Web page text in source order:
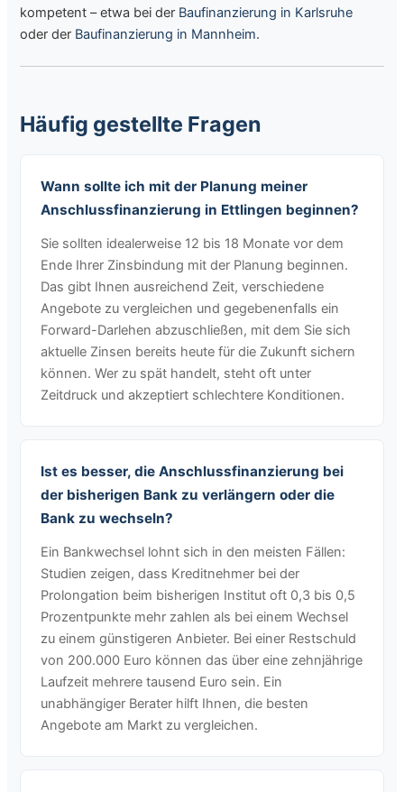
kompetent – etwa bei der Baufinanzierung in Karlsruhe
oder der Baufinanzierung in Mannheim.
Häufig gestellte Fragen
Wann sollte ich mit der Planung meiner
Anschlussfinanzierung in Ettlingen beginnen?
Sie sollten idealerweise 12 bis 18 Monate vor dem
Ende Ihrer Zinsbindung mit der Planung beginnen.
Das gibt Ihnen ausreichend Zeit, verschiedene
Angebote zu vergleichen und gegebenenfalls ein
Forward-Darlehen abzuschließen, mit dem Sie sich
aktuelle Zinsen bereits heute für die Zukunft sichern
können. Wer zu spät handelt, steht oft unter
Zeitdruck und akzeptiert schlechtere Konditionen.
Ist es besser, die Anschlussfinanzierung bei
der bisherigen Bank zu verlängern oder die
Bank zu wechseln?
Ein Bankwechsel lohnt sich in den meisten Fällen:
Studien zeigen, dass Kreditnehmer bei der
Prolongation beim bisherigen Institut oft 0,3 bis 0,5
Prozentpunkte mehr zahlen als bei einem Wechsel
zu einem günstigeren Anbieter. Bei einer Restschuld
von 200.000 Euro können das über eine zehnjährige
Laufzeit mehrere tausend Euro sein. Ein
unabhängiger Berater hilft Ihnen, die besten
Angebote am Markt zu vergleichen.